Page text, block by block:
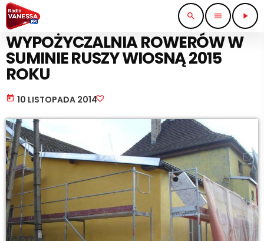
search menu play_arrow
WIADOMOŚCI
WYPOŻYCZALNIA ROWERÓW W
SUMINIE RUSZY WIOSNĄ 2015
ROKU
today 10 LISTOPADA 2014